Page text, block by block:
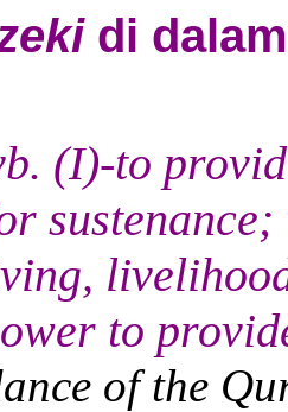
di
(I)-to
to
of the